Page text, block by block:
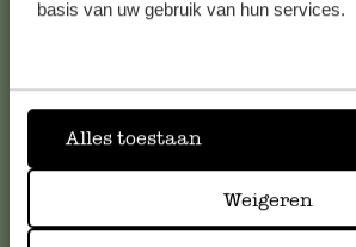
basis van uw gebruik van hun services.
Alles toestaan
Weigeren
Service clientèle
Pour toute question ou demande de
veuillez contacter notre service
questions les plus